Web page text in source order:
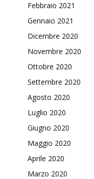
Febbraio 2021
Gennaio 2021
Dicembre 2020
Novembre 2020
Ottobre 2020
Settembre 2020
Agosto 2020
Luglio 2020
Giugno 2020
Maggio 2020
Aprile 2020
Marzo 2020